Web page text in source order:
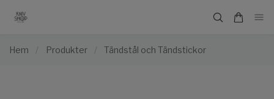
Hem / Produkter / Tändstål och Tändstickor